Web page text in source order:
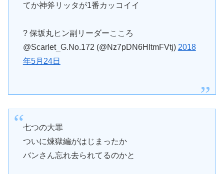
てか神斧リッタが1番カッコイイ
? 保坂丸ヒン副リーダーこころ
@Scarlet_G.No.172 (@Nz7pDN6HltmFVtj) 2018
年5月24日
七つの大罪
ついに煉獄編がはじまったか
バンさん忘れ去られてるのかと